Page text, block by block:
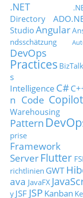
.NET
Directory
StudioAngular
ndsschätzung
DevOps
Practices BizTalk
s
Intelligence C#
n Code Copilot
Warehousing
Pattern
prise
Framework
Server Flutter
richtlinien GWT
ava JavaFX
y JSF JSP Kanban